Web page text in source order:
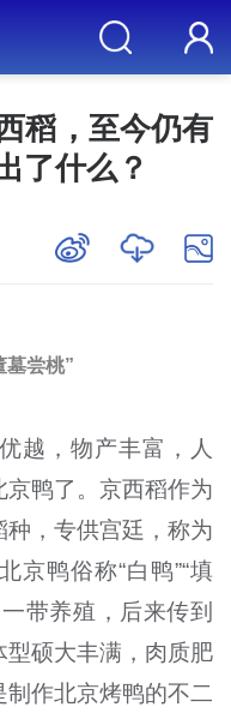
稻，至今仍有
了什么？
墓尝桃”
越，物产丰富，人
鸭了。京西稻作为
，专供宫廷，称为
京鸭俗称“白鸭”“填
带养殖，后来传到
型硕大丰满，肉质肥
作北京烤鸭的不二